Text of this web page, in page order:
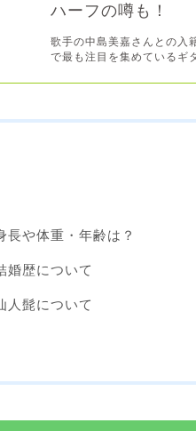
ハーフの噂も！
歌手の中島美嘉さんとの入
で最も注目を集めているギ
長や体重・年齢は？
婚歴について
人髭について